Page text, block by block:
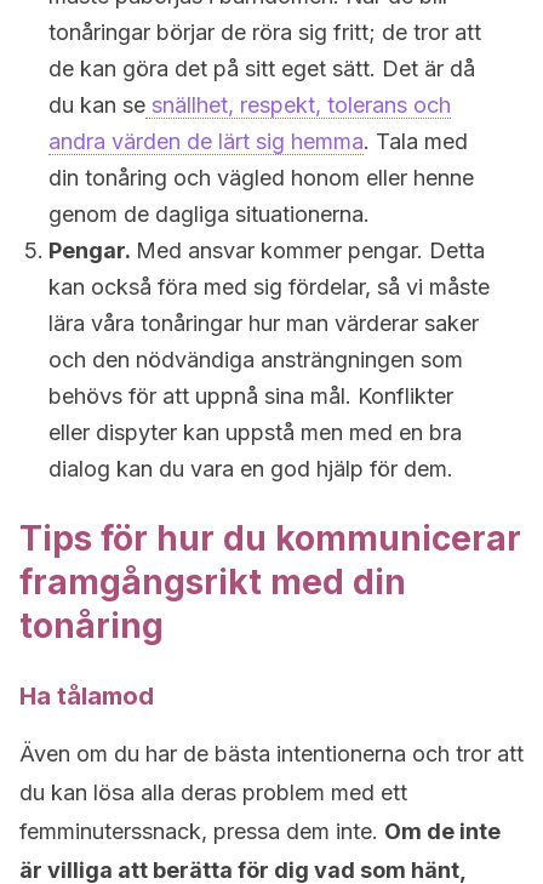
tonåringar börjar de röra sig fritt; de tror att
de kan göra det på sitt eget sätt. Det är då
du kan se snällhet, respekt, tolerans och
andra värden de lärt sig hemma. Tala med
din tonåring och vägled honom eller henne
genom de dagliga situationerna.
Pengar. Med ansvar kommer pengar. Detta
kan också föra med sig fördelar, så vi måste
lära våra tonåringar hur man värderar saker
och den nödvändiga ansträngningen som
behövs för att uppnå sina mål. Konflikter
eller dispyter kan uppstå men med en bra
dialog kan du vara en god hjälp för dem.
Tips för hur du kommunicerar
framgångsrikt med din
tonåring
Ha tålamod
Även om du har de bästa intentionerna och tror att
du kan lösa alla deras problem med ett
femminuterssnack, pressa dem inte. Om de inte
är villiga att berätta för dig vad som hänt,